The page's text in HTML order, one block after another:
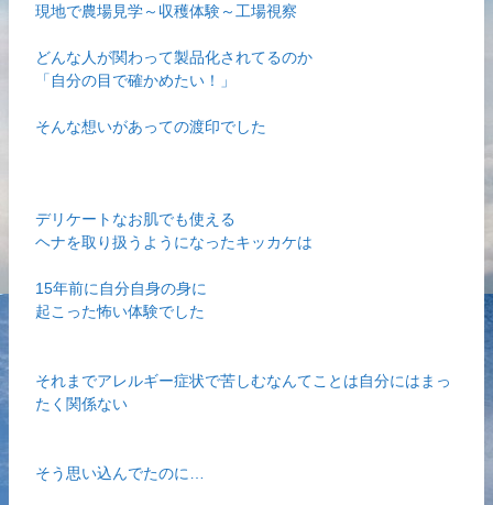
現地で農場見学～収穫体験～工場視察
どんな人が関わって製品化されてるのか
「自分の目で確かめたい！」
そんな想いがあっての渡印でした
デリケートなお肌でも使える
ヘナを取り扱うようになったキッカケは
15年前に自分自身の身に
起こった怖い体験でした
それまでアレルギー症状で苦しむなんてことは自分にはまっ
たく関係ない
そう思い込んでたのに…